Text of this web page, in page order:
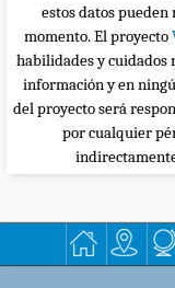
estos datos
momento. El proyecto
habilidades y cuidados
información y en
del proyecto será
por cualquier